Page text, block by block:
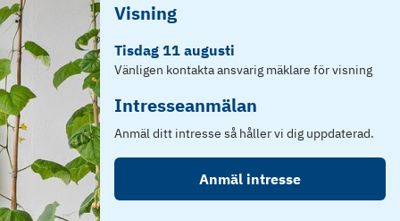
Visning
Tisdag 11 augusti
Vänligen kontakta ansvarig mäklare för visning
Intresseanmälan
Anmäl ditt intresse så håller vi dig uppdaterad.
Anmäl intresse